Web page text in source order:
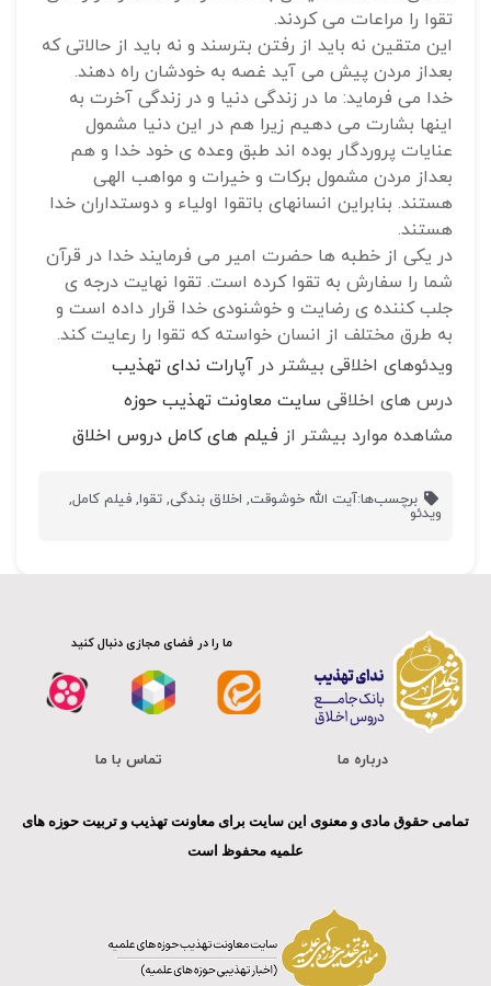
تقوا را مراعات می کردند.
این متقین نه باید از رفتن بترسند و نه باید از حالاتی که
بعداز مردن پیش می آید غصه به خودشان راه دهند.
خدا می فرماید: ما در زندگی دنیا و در زندگی آخرت به
اینها بشارت می دهیم زیرا هم در این دنیا مشمول
عنایات پروردگار بوده اند طبق وعده ی خود خدا و هم
بعداز مردن مشمول برکات و خیرات و مواهب الهی
هستند. بنابراین انسانهای باتقوا اولیاء و دوستداران خدا
هستند.
در یکی از خطبه ها حضرت امیر می فرمایند خدا در قرآن
شما را سفارش به تقوا کرده است. تقوا نهایت درجه ی
جلب کننده ی رضایت و خوشنودی خدا قرار داده است و
به طرق مختلف از انسان خواسته که تقوا را رعایت کند.
ویدئوهای اخلاقی بیشتر در آپارات ندای تهذیب
درس های اخلاقی سایت معاونت تهذیب حوزه
مشاهده موارد بیشتر از فیلم های کامل دروس اخلاق
برچسب‌ها:آیت الله خوشوقت, اخلاق بندگی,تقوا,فیلم کامل,
ویدئو
ما را در فضای مجازی دنبال کنید
درباره ما تماس با ما
تمامی حقوق مادی و معنوی این سایت برای معاونت تهذیب و تربیت حوزه های
علمیه محفوظ است